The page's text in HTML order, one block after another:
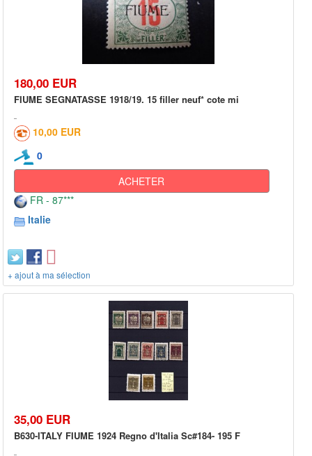
180,00 EUR
FIUME SEGNATASSE 1918/19. 15 filler neuf* cote mi
10,00 EUR
0
ACHETER
FR - 87***
Italie
+ ajout à ma sélection
35,00 EUR
B630-ITALY FIUME 1924 Regno d'Italia Sc#184- 195 F